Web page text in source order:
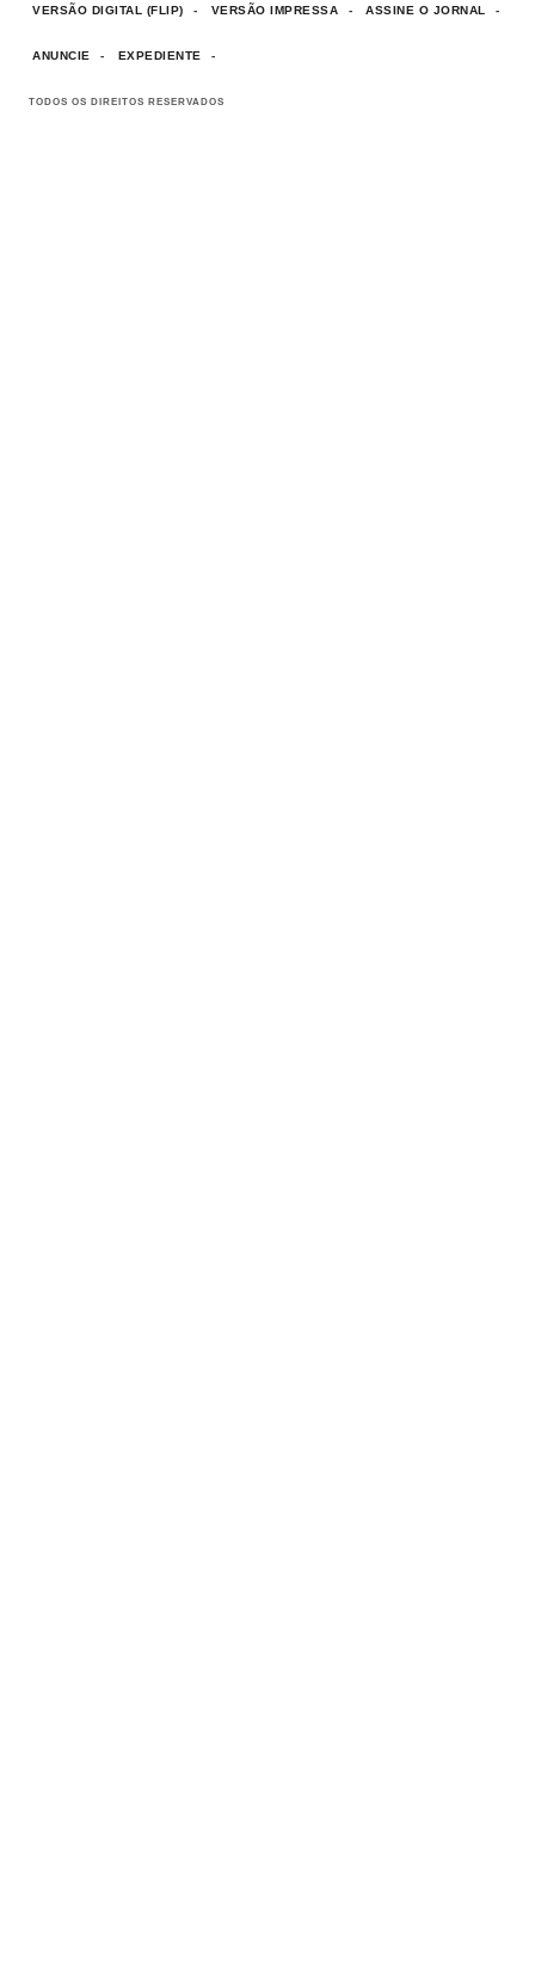
VERSÃO DIGITAL (FLIP) VERSÃO IMPRESSA ASSINE O JORNAL
ANUNCIE EXPEDIENTE
TODOS OS DIREITOS RESERVADOS